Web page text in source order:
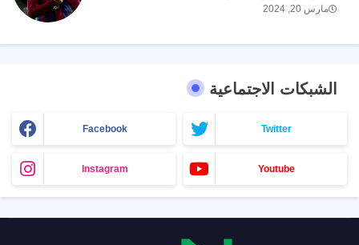
مارس 20, 2024
الشبكات الاجتماعية
Facebook Twitter
Instagram Youtube